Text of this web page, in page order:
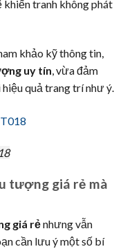
khiến tranh không phát
khảo kỹ thông tin,
uy tín , vừa đảm
hiệu quả trang trí như ý.
tượng giá rẻ mà
giá rẻnhưng vẫn
cần lưu ý một số bí